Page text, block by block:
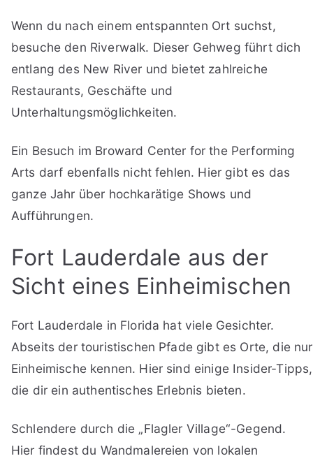
Wenn du nach einem entspannten Ort suchst,
besuche den Riverwalk. Dieser Gehweg führt dich
entlang des New River und bietet zahlreiche
Restaurants, Geschäfte und
Unterhaltungsmöglichkeiten.
Ein Besuch im Broward Center for the Performing
Arts darf ebenfalls nicht fehlen. Hier gibt es das
ganze Jahr über hochkarätige Shows und
Aufführungen.
Fort Lauderdale aus der
Sicht eines Einheimischen
Fort Lauderdale in Florida hat viele Gesichter.
Abseits der touristischen Pfade gibt es Orte, die nur
Einheimische kennen. Hier sind einige Insider-Tipps,
die dir ein authentisches Erlebnis bieten.
Schlendere durch die „Flagler Village“-Gegend.
Hier findest du Wandmalereien von lokalen